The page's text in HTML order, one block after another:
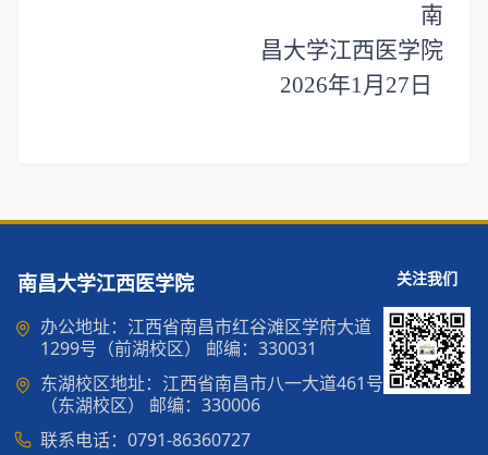
南
昌大学江西医学院
2026年1月27日
南昌大学江西医学院
办公地址：江西省南昌市红谷滩区学府大道
1299号（前湖校区） 邮编：330031
东湖校区地址：江西省南昌市八一大道461号
（东湖校区） 邮编：330006
联系电话：0791-86360727
关注我们